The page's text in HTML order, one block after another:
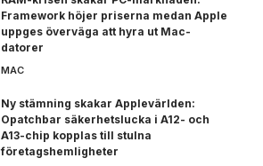
Framework höjer priserna medan Apple
uppges överväga att hyra ut Mac-
datorer
MAC
Ny stämning skakar Applevärlden:
Opatchbar säkerhetslucka i A12- och
A13-chip kopplas till stulna
företagshemligheter